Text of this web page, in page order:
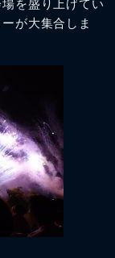
を盛り上げてい
が大集合しま